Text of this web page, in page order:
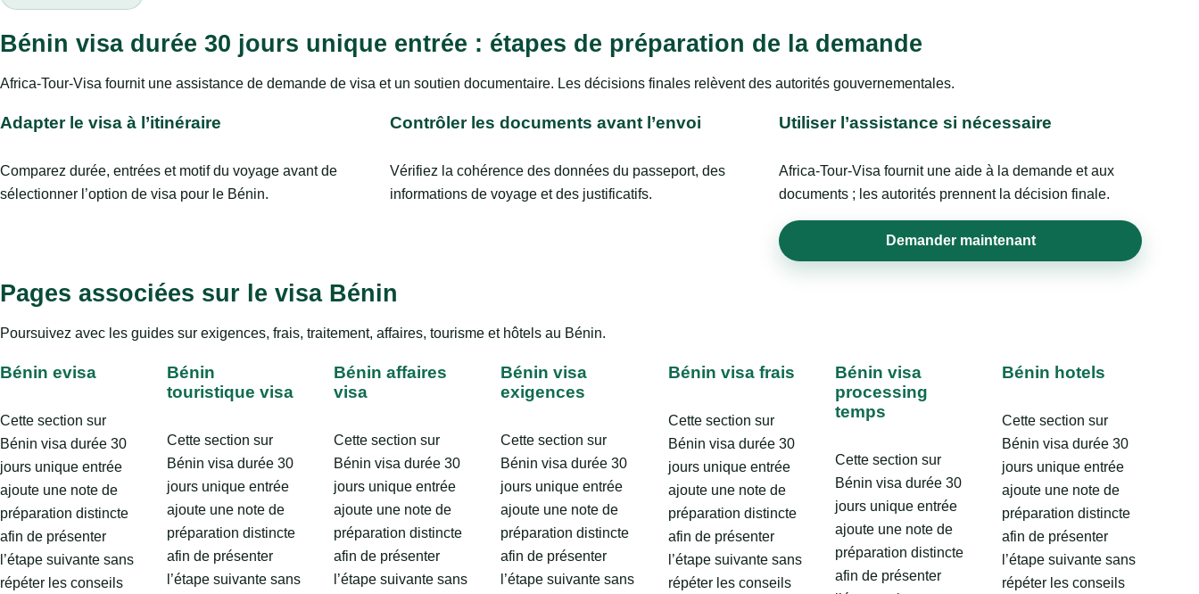
Bénin visa durée 30 jours unique entrée : étapes de préparation de la demande
Africa-Tour-Visa fournit une assistance de demande de visa et un soutien documentaire. Les décisions finales relèvent des autorités gouvernementales.
Adapter le visa à l’itinéraire
Comparez durée, entrées et motif du voyage avant de
sélectionner l’option de visa pour le Bénin.
Contrôler les documents avant l’envoi
Vérifiez la cohérence des données du passeport, des
informations de voyage et des justificatifs.
Utiliser l’assistance si nécessaire
Africa-Tour-Visa fournit une aide à la demande et aux
documents ; les autorités prennent la décision finale.
Demander maintenant
Pages associées sur le visa Bénin
Poursuivez avec les guides sur exigences, frais, traitement, affaires, tourisme et hôtels au Bénin.
Bénin evisa
Cette section sur
Bénin visa durée 30
jours unique entrée
ajoute une note de
préparation distincte
afin de présenter
l’étape suivante sans
répéter les conseils
Bénin
touristique visa
Cette section sur
Bénin visa durée 30
jours unique entrée
ajoute une note de
préparation distincte
afin de présenter
l’étape suivante sans
Bénin affaires
visa
Cette section sur
Bénin visa durée 30
jours unique entrée
ajoute une note de
préparation distincte
afin de présenter
l’étape suivante sans
Bénin visa
exigences
Cette section sur
Bénin visa durée 30
jours unique entrée
ajoute une note de
préparation distincte
afin de présenter
l’étape suivante sans
Bénin visa frais
Cette section sur
Bénin visa durée 30
jours unique entrée
ajoute une note de
préparation distincte
afin de présenter
l’étape suivante sans
répéter les conseils
Bénin visa
processing
temps
Cette section sur
Bénin visa durée 30
jours unique entrée
ajoute une note de
préparation distincte
afin de présenter
Bénin hotels
Cette section sur
Bénin visa durée 30
jours unique entrée
ajoute une note de
préparation distincte
afin de présenter
l’étape suivante sans
répéter les conseils